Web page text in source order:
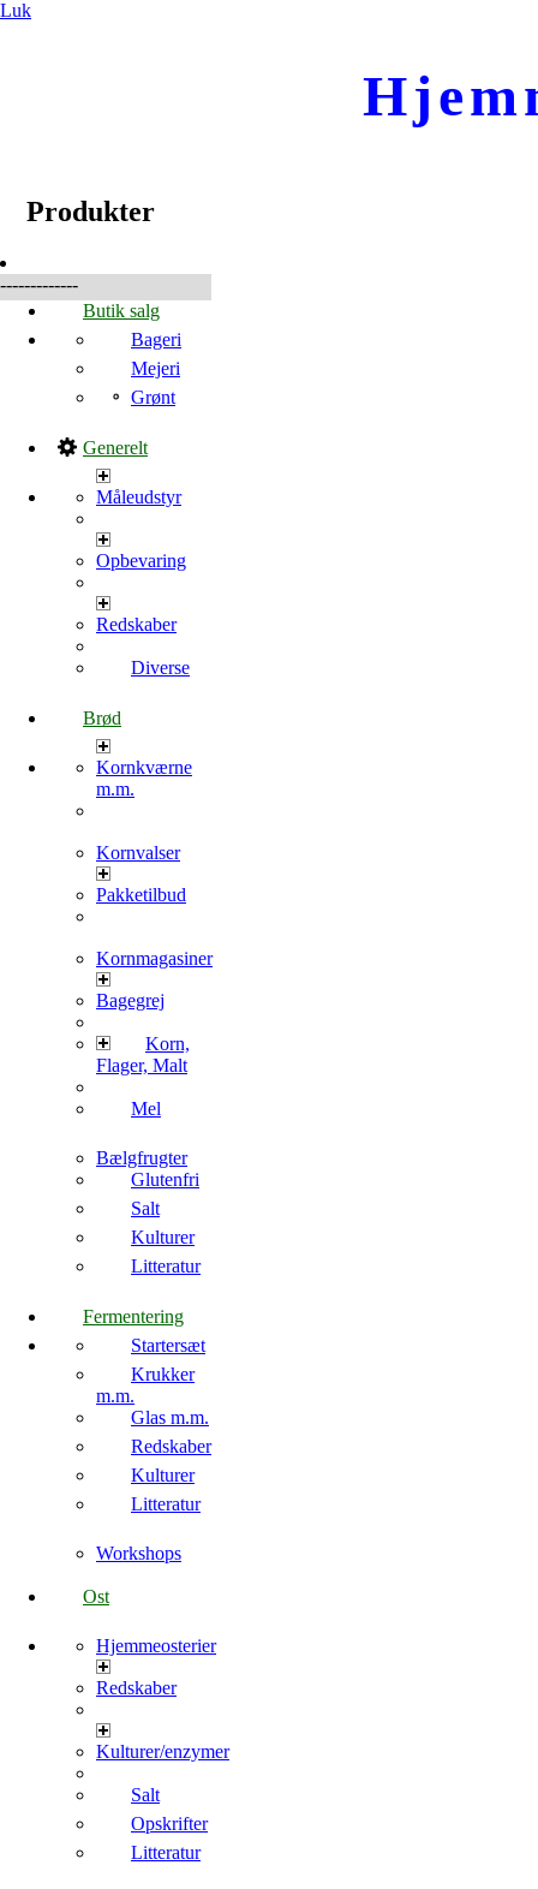
Luk
Produkter
-------------
Butik salg
Bageri
Mejeri
Grønt
Generelt
Måleudstyr
Opbevaring
Redskaber
Diverse
Brød
Kornkværne
m.m.
Kornvalser
Pakketilbud
Kornmagasiner
Bagegrej
Korn,
Flager, Malt
Mel
Bælgfrugter
Glutenfri
Salt
Kulturer
Litteratur
Fermentering
Startersæt
Krukker
m.m.
Glas m.m.
Redskaber
Kulturer
Litteratur
Workshops
Ost
Hjemmeosterier
Redskaber
Kulturer/enzymer
Salt
Opskrifter
Litteratur